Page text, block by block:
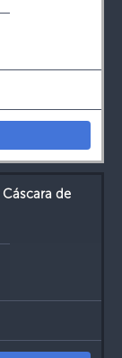
de